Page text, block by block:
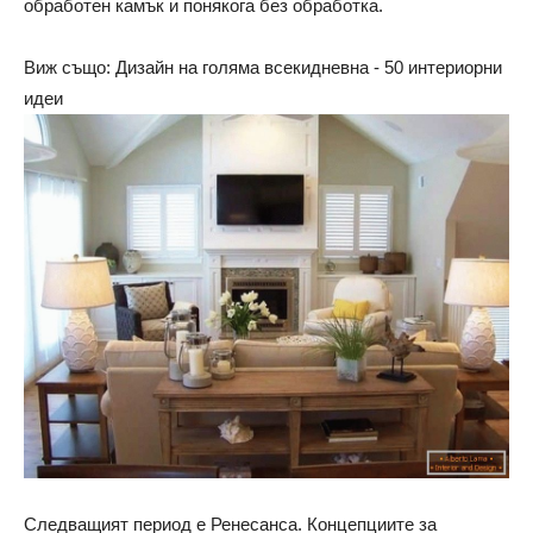
обработен камък и понякога без обработка.
Виж също: Дизайн на голяма всекидневна - 50 интериорни
идеи
Следващият период е Ренесанса. Концепциите за